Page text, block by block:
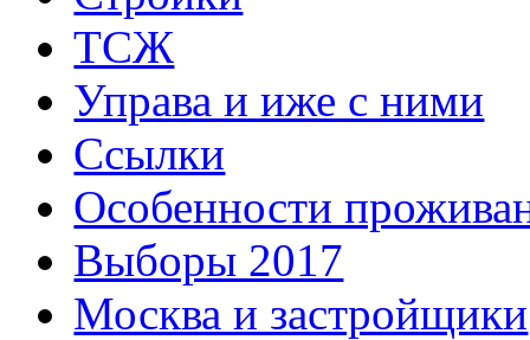
ТСЖ
Управа и иже с ними
Ссылки
Особенности
Выборы 2017
Москва и застройщики